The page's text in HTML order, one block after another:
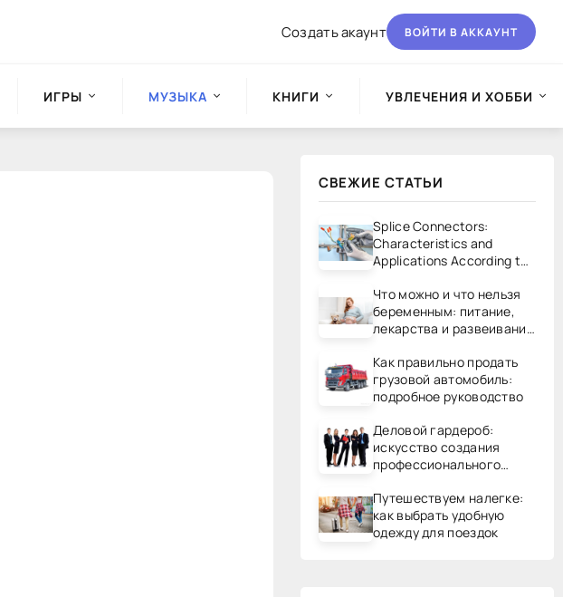
Создать акаунт ВОЙТИ В АККАУНТ
ИГРЫ МУЗЫКА КНИГИ УВЛЕЧЕНИЯ И ХОББИ
СВЕЖИЕ СТАТЬИ
Splice Connectors:
Characteristics and
Applications According to
Что можно и что нельзя
беременным: питание,
лекарства и развеивание
Как правильно продать
грузовой автомобиль:
подробное руководство
Деловой гардероб:
искусство создания
профессионального
Путешествуем налегке:
как выбрать удобную
одежду для поездок